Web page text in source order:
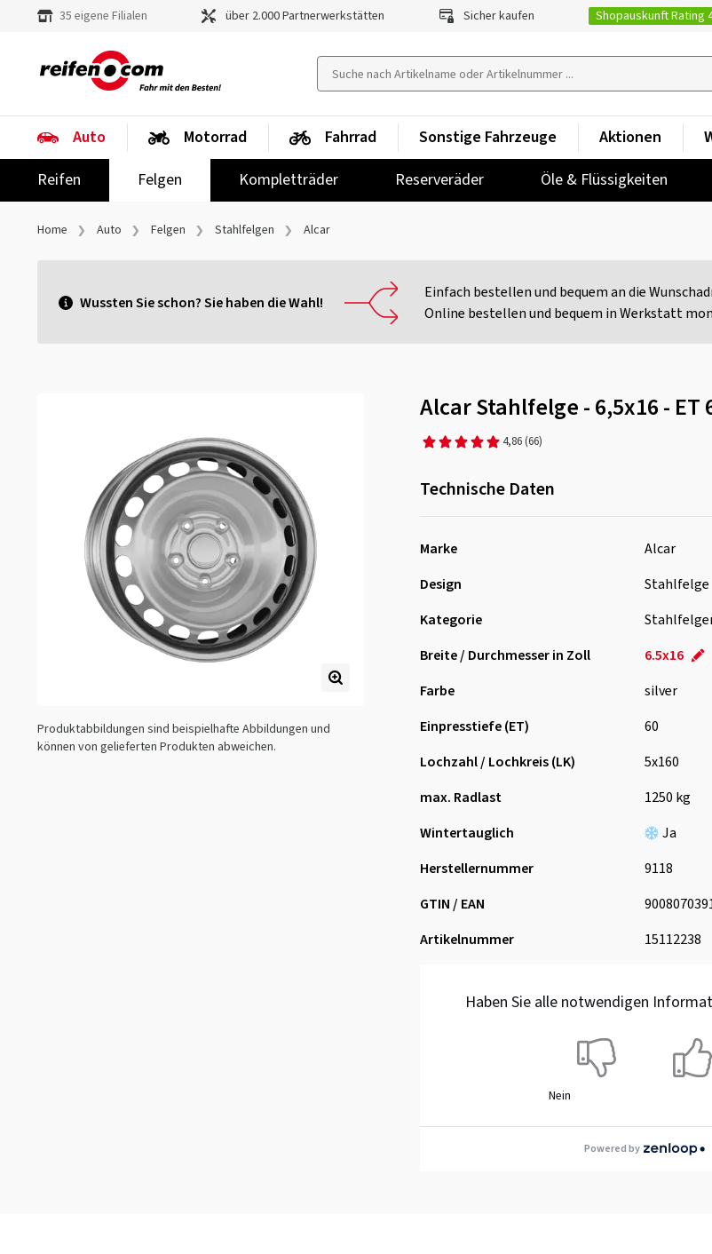
35 eigene Filialen über 2.000 Partnerwerkstätten Sicher kaufen Shopauskunft Rating
Auto
Reifen
Felgen Kompletträder Reserveräder Öle & Flüssigkeiten
Motorrad Fahrrad Sonstige Fahrzeuge Aktionen
Home Auto Felgen Stahlfelgen Alcar
Wussten Sie schon? Sie haben die Wahl!
Einfach bestellen und bequem an die
Online bestellen und bequem in Werkstatt
Produktabbildungen sind beispielhafte Abbildungen und
können von gelieferten Produkten abweichen.
Alcar Stahlfelge - 6,5x16 - ET
4,86 (66)
Technische Daten
Marke
Alcar
Design
Stahlfelge
Kategorie
Breite / Durchmesser in Zoll
6.5x16
Farbe
silver
Einpresstiefe (ET)
60
Lochzahl / Lochkreis (LK)
5x160
max. Radlast
1250 kg
Wintertauglich
Ja
Herstellernummer
9118
GTIN / EAN
Artikelnummer
15112238
Haben Sie alle notwendigen
Nein
Powered by